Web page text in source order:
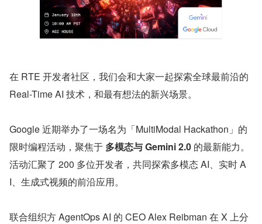
在 RTE 开发者社区，我们会和大家一起探索全球最前沿的
Real-Time AI 技术，和最有想法的新兴场景。
Google 近期举办了一场名为「MultiModal Hackathon」的
限时编程活动，聚焦于 多模态与 Gemini 2.0 的最新能力。
活动汇聚了 200 多位开发者，共同探索多模态 AI、实时 A
I、生成式视频的前沿应用。
联合组织方 AgentOps AI 的 CEO Alex Reibman 在 X 上分